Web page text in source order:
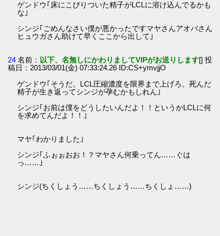
ゲンドウ｢床にこびりついた精子がLCLに溶け込んでるかも
な｣
シンジ｢ごめんなさい僕が悪かったですマヤさんアオバさん
ヒュウガさん助けて早くここから出して｣
24 名前： 以下、名無しにかわりましてVIPがお送りします[] 投
稿日：2013/03/01(金) 07:33:24.26 ID:CS+ymvjjO
ゲンドウ｢そうだ。LCL圧縮濃度を限界まで上げろ。死んだ
精子が生き返ってシンジが孕むかもしれん｣
シンジ｢お前は僕をどうしたいんだよ！！というかLCLに何
を求めてんだよ！！｣
マヤ｢わかりました｣
シンジ｢ふぉぉおお！？マヤさん何乗ってん……ぐは
っ……｣
シンジ(ちくしょう……ちくしょう……ちくしょ……)